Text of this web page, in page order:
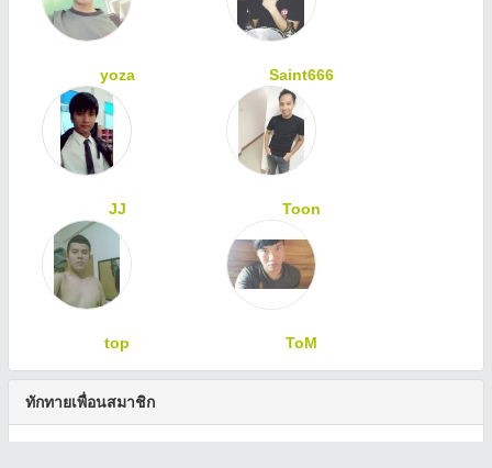
yoza Saint666
JJ Toon
top ToM
ทักทายเพื่อนสมาชิก